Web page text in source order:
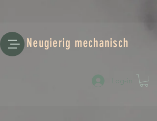
Neugierig mechanisch
Log-in